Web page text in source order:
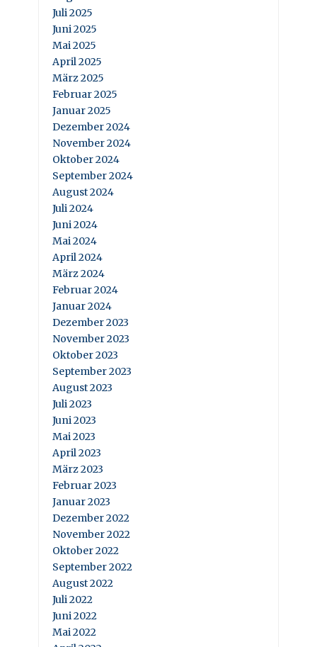
Juli 2025
Juni 2025
Mai 2025
April 2025
März 2025
Februar 2025
Januar 2025
Dezember 2024
November 2024
Oktober 2024
September 2024
August 2024
Juli 2024
Juni 2024
Mai 2024
April 2024
März 2024
Februar 2024
Januar 2024
Dezember 2023
November 2023
Oktober 2023
September 2023
August 2023
Juli 2023
Juni 2023
Mai 2023
April 2023
März 2023
Februar 2023
Januar 2023
Dezember 2022
November 2022
Oktober 2022
September 2022
August 2022
Juli 2022
Juni 2022
Mai 2022